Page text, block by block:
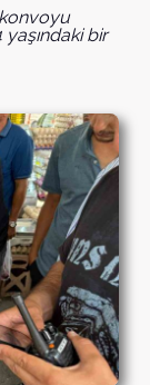
yaşındaki bir